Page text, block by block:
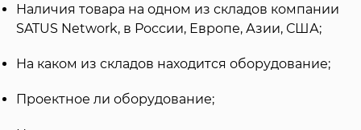
Наличия товара на одном из складов компании
SATUS Network, в России, Европе, Азии, США;
На каком из складов находится оборудование;
Проектное ли оборудование;